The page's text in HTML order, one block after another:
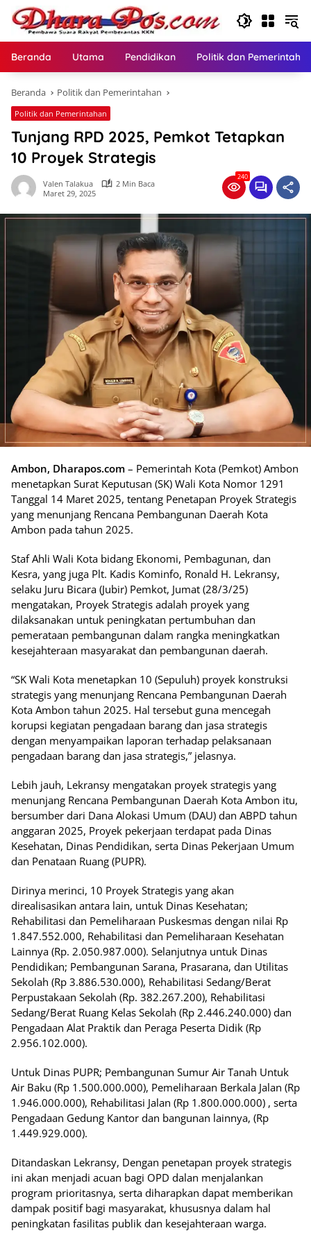
Langsung
konten
Beranda Utama Pendidikan Politik dan
Beranda Politik dan Pemerintahan
Politik dan Pemerintahan
Tunjang RPD 2025, Pemkot Tetapkan
10 Proyek Strategis
Valen Talakua
2 Min Baca
Maret 29, 2025
240
Ambon, Dharapos.com – Pemerintah Kota (Pemkot) Ambon
menetapkan Surat Keputusan (SK) Wali Kota Nomor 1291
Tanggal 14 Maret 2025, tentang Penetapan Proyek Strategis
yang menunjang Rencana Pembangunan Daerah Kota
Ambon pada tahun 2025.
Staf Ahli Wali Kota bidang Ekonomi, Pembagunan, dan
Kesra, yang juga Plt. Kadis Kominfo, Ronald H. Lekransy,
selaku Juru Bicara (Jubir) Pemkot, Jumat (28/3/25)
mengatakan, Proyek Strategis adalah proyek yang
dilaksanakan untuk peningkatan pertumbuhan dan
pemerataan pembangunan dalam rangka meningkatkan
kesejahteraan masyarakat dan pembangunan daerah.
“SK Wali Kota menetapkan 10 (Sepuluh) proyek konstruksi
strategis yang menunjang Rencana Pembangunan Daerah
Kota Ambon tahun 2025. Hal tersebut guna mencegah
korupsi kegiatan pengadaan barang dan jasa strategis
dengan menyampaikan laporan terhadap pelaksanaan
pengadaan barang dan jasa strategis,” jelasnya.
Lebih jauh, Lekransy mengatakan proyek strategis yang
menunjang Rencana Pembangunan Daerah Kota Ambon itu,
bersumber dari Dana Alokasi Umum (DAU) dan ABPD tahun
anggaran 2025, Proyek pekerjaan terdapat pada Dinas
Kesehatan, Dinas Pendidikan, serta Dinas Pekerjaan Umum
dan Penataan Ruang (PUPR).
Dirinya merinci, 10 Proyek Strategis yang akan
direalisasikan antara lain, untuk Dinas Kesehatan;
Rehabilitasi dan Pemeliharaan Puskesmas dengan nilai Rp
1.847.552.000, Rehabilitasi dan Pemeliharaan Kesehatan
Lainnya (Rp. 2.050.987.000). Selanjutnya untuk Dinas
Pendidikan; Pembangunan Sarana, Prasarana, dan Utilitas
Sekolah (Rp 3.886.530.000), Rehabilitasi Sedang/Berat
Perpustakaan Sekolah (Rp. 382.267.200), Rehabilitasi
Sedang/Berat Ruang Kelas Sekolah (Rp 2.446.240.000) dan
Pengadaan Alat Praktik dan Peraga Peserta Didik (Rp
2.956.102.000).
Untuk Dinas PUPR; Pembangunan Sumur Air Tanah Untuk
Air Baku (Rp 1.500.000.000), Pemeliharaan Berkala Jalan (Rp
1.946.000.000), Rehabilitasi Jalan (Rp 1.800.000.000) , serta
Pengadaan Gedung Kantor dan bangunan lainnya, (Rp
1.449.929.000).
Ditandaskan Lekransy, Dengan penetapan proyek strategis
ini akan menjadi acuan bagi OPD dalan menjalankan
program prioritasnya, serta diharapkan dapat memberikan
dampak positif bagi masyarakat, khususnya dalam hal
peningkatan fasilitas publik dan kesejahteraan warga.